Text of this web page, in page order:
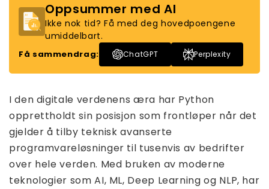
Oppsummer med AI
Ikke nok tid? Få med deg hovedpoengene
umiddelbart.
Få sammendrag: ChatGPT Perplexity
I den digitale verdenens æra har Python
opprettholdt sin posisjon som frontløper når det
gjelder å tilby teknisk avanserte
programvareløsninger til tusenvis av bedrifter
over hele verden. Med bruken av moderne
teknologier som AI, ML, Deep Learning og NLP, har